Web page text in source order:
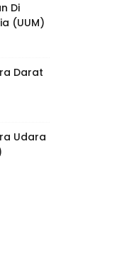
Di
(UUM)
Darat
Udara